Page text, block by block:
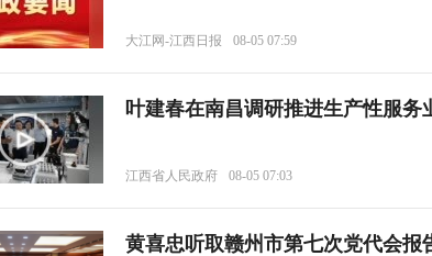
大江网-江西日报 08-05 07:59
叶建春在南昌调研推进生产性服务
江西省人民政府 08-05 07:03
黄喜忠听取赣州市第七次党代会报